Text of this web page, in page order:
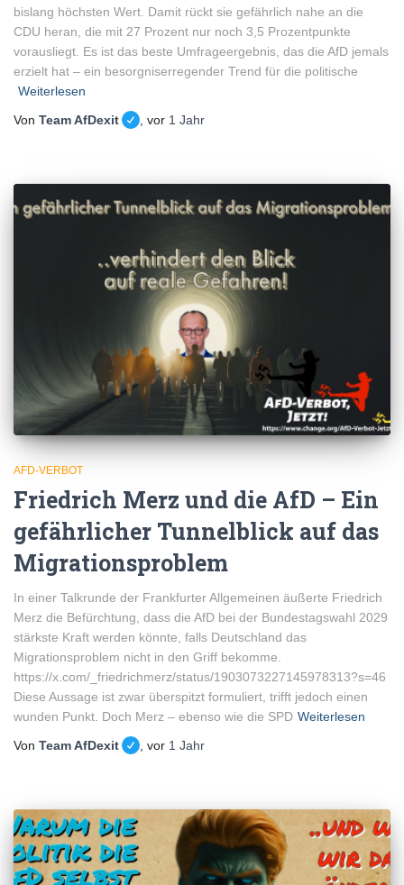
bislang höchsten Wert. Damit rückt sie gefährlich nahe an die
CDU heran, die mit 27 Prozent nur noch 3,5 Prozentpunkte
vorausliegt. Es ist das beste Umfrageergebnis, das die AfD jemals
erzielt hat – ein besorgniserregender Trend für die politische
Weiterlesen
Von Team AfDexit , vor 1 Jahr
AFD-VERBOT
Friedrich Merz und die AfD – Ein
gefährlicher Tunnelblick auf das
Migrationsproblem
In einer Talkrunde der Frankfurter Allgemeinen äußerte Friedrich
Merz die Befürchtung, dass die AfD bei der Bundestagswahl 2029
stärkste Kraft werden könnte, falls Deutschland das
Migrationsproblem nicht in den Griff bekomme.
https://x.com/_friedrichmerz/status/1903073227145978313?s=46
Diese Aussage ist zwar überspitzt formuliert, trifft jedoch einen
wunden Punkt. Doch Merz – ebenso wie die SPD Weiterlesen
Von Team AfDexit , vor 1 Jahr